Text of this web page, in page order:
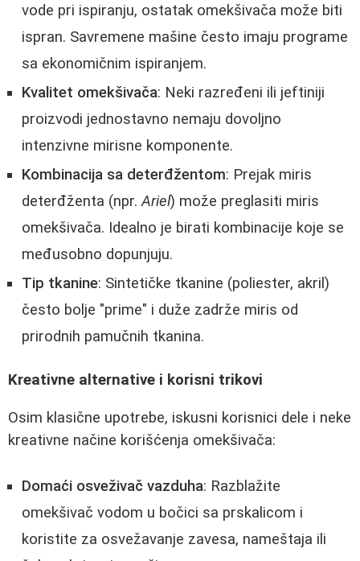
vode pri ispiranju, ostatak omekšivača može biti
ispran. Savremene mašine često imaju programe
sa ekonomičnim ispiranjem.
Kvalitet omekšivača: Neki razređeni ili jeftiniji
proizvodi jednostavno nemaju dovoljno
intenzivne mirisne komponente.
Kombinacija sa deterđžentom: Prejak miris
deterđženta (npr.Ariel) može preglasiti miris
omekšivača. Idealno je birati kombinacije koje se
međusobno dopunjuju.
Tip tkanine: Sintetičke tkanine (poliester, akril)
često bolje "prime" i duže zadrže miris od
prirodnih pamučnih tkanina.
Kreativne alternative i korisni trikovi
Osim klasične upotrebe, iskusni korisnici dele i neke
kreativne načine korišćenja omekšivača:
Domaći osveživač vazduha: Razblažite
omekšivač vodom u bočici sa prskalicom i
koristite za osvežavanje zavesa, nameštaja ili